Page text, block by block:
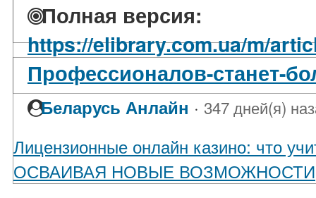
Полная версия:
https://elibrary.com.ua/m/
Профессионалов-станет-
Беларусь Анлайн · 347 дней(я)
Лицензионные онлайн казино: что
ОСВАИВАЯ НОВЫЕ ВОЗМОЖНОСТИ